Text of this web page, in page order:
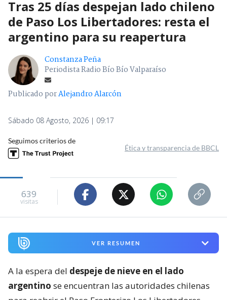
Tras 25 días despejan lado chileno
de Paso Los Libertadores: resta el
argentino para su reapertura
Constanza Peña
Periodista Radio Bío Bío Valparaíso
Publicado porAlejandro Alarcón
Sábado 08 Agosto, 2026 | 09:17
Seguimos criterios de
Ética y transparencia de BBCL
639
visitas
VER RESUMEN
A la espera del despeje de nieve en el lado
argentino se encuentran las autoridades chilenas